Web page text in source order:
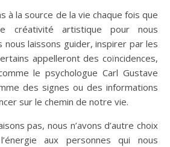
à la source de la vie chaque fois que
créativité artistique pour nous
laissons guider, inspirer par les
appelleront des coïncidences,
le psychologue Carl Gustave
des signes ou des informations
sur le chemin de notre vie.
pas, nous n’avons d’autre choix
aux personnes qui nous